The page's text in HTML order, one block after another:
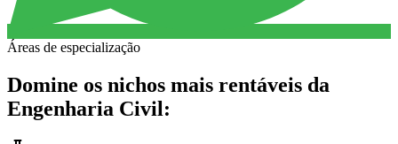
Áreas de especialização
Domine os nichos mais rentáveis da
Engenharia Civil: